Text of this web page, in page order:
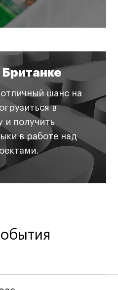
Британке
шанс на
в
и получить
в работе над